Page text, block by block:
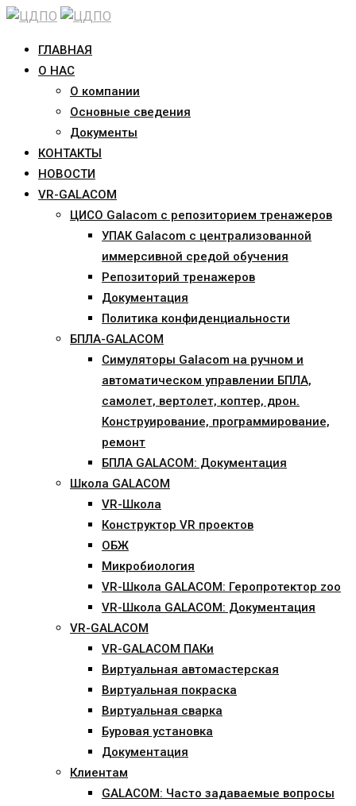
Skip
contentГЛАВНАЯ
О НАС
О компании
Основные сведения
Документы
КОНТАКТЫ
НОВОСТИ
VR-GALACOM
ЦИСО Galacom с репозиторием тренажеров
УПАК Galacom с централизованной
иммерсивной средой обучения
Репозиторий тренажеров
Документация
Политика конфиденциальности
БПЛА-GALACOM
Симуляторы Galacom на ручном и
автоматическом управлении БПЛА,
самолет, вертолет, коптер, дрон.
Конструирование, программирование,
ремонт
БПЛА GALACOM: Документация
Школа GALACOM
VR-Школа
Конструктор VR проектов
ОБЖ
Микробиология
VR-Школа GALACOM: Геропротектор zoo
VR-Школа GALACOM: Документация
VR-GALACOM
VR-GALACOM ПАКи
Виртуальная автомастерская
Виртуальная покраска
Виртуальная сварка
Буровая установка
Документация
Клиентам
GALACOM: Часто задаваемые вопросы